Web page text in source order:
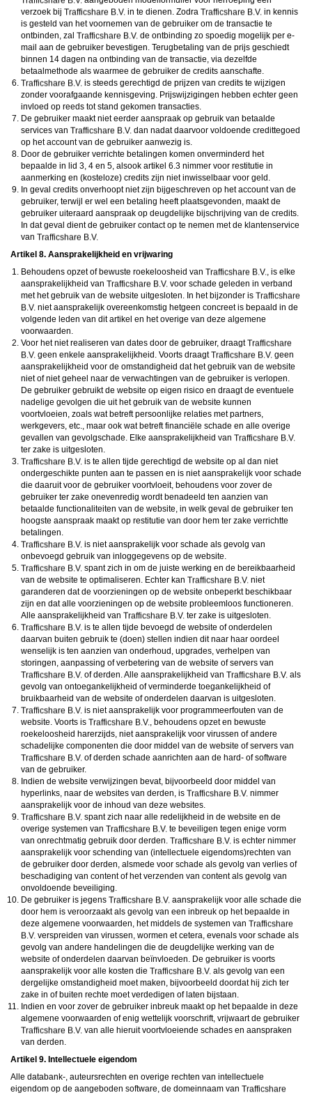
verzoek bij
in te dienen. Zodra
in kennis
is gesteld van het voornemen van de gebruiker om de transactie te
ontbinden, zal
de ontbinding zo spoedig mogelijk per e-
mail aan de gebruiker bevestigen. Terugbetaling van de prijs geschiedt
binnen 14 dagen na ontbinding van de transactie, via dezelfde
betaalmethode als waarmee de gebruiker de credits aanschafte.
is steeds gerechtigd de prijzen van credits te wijzigen
zonder voorafgaande kennisgeving. Prijswijzigingen hebben echter geen
invloed op reeds tot stand gekomen transacties.
De gebruiker maakt niet eerder aanspraak op gebruik van betaalde
services van
dan nadat daarvoor voldoende credittegoed
op het account van de gebruiker aanwezig is.
Door de gebruiker verrichte betalingen komen onverminderd het
bepaalde in lid 3, 4 en 5, alsook artikel 6.3 nimmer voor restitutie in
aanmerking en (kosteloze) credits zijn niet inwisselbaar voor geld.
In geval credits onverhoopt niet zijn bijgeschreven op het account van de
gebruiker, terwijl er wel een betaling heeft plaatsgevonden, maakt de
gebruiker uiteraard aanspraak op deugdelijke bijschrijving van de credits.
In dat geval dient de gebruiker contact op te nemen met de klantenservice
van
Artikel 8. Aansprakelijkheid en vrijwaring
Behoudens opzet of bewuste roekeloosheid van
, is elke
aansprakelijkheid van
voor schade geleden in verband
met het gebruik van de website uitgesloten. In het bijzonder is
niet aansprakelijk overeenkomstig hetgeen concreet is bepaald in de
volgende leden van dit artikel en het overige van deze algemene
voorwaarden.
Voor het niet realiseren van dates door de gebruiker, draagt
geen enkele aansprakelijkheid. Voorts draagt
geen
aansprakelijkheid voor de omstandigheid dat het gebruik van de website
niet of niet geheel naar de verwachtingen van de gebruiker is verlopen.
De gebruiker gebruikt de website op eigen risico en draagt de eventuele
nadelige gevolgen die uit het gebruik van de website kunnen
voortvloeien, zoals wat betreft persoonlijke relaties met partners,
werkgevers, etc., maar ook wat betreft financiële schade en alle overige
gevallen van gevolgschade. Elke aansprakelijkheid van
ter zake is uitgesloten.
is te allen tijde gerechtigd de website op al dan niet
ondergeschikte punten aan te passen en is niet aansprakelijk voor schade
die daaruit voor de gebruiker voortvloeit, behoudens voor zover de
gebruiker ter zake onevenredig wordt benadeeld ten aanzien van
betaalde functionaliteiten van de website, in welk geval de gebruiker ten
hoogste aanspraak maakt op restitutie van door hem ter zake verrichtte
betalingen.
is niet aansprakelijk voor schade als gevolg van
onbevoegd gebruik van inloggegevens op de website.
spant zich in om de juiste werking en de bereikbaarheid
van de website te optimaliseren. Echter kan
niet
garanderen dat de voorzieningen op de website onbeperkt beschikbaar
zijn en dat alle voorzieningen op de website probleemloos functioneren.
Alle aansprakelijkheid van
ter zake is uitgesloten.
is te allen tijde bevoegd de website of onderdelen
daarvan buiten gebruik te (doen) stellen indien dit naar haar oordeel
wenselijk is ten aanzien van onderhoud, upgrades, verhelpen van
storingen, aanpassing of verbetering van de website of servers van
of derden. Alle aansprakelijkheid van
als
gevolg van ontoegankelijkheid of verminderde toegankelijkheid of
bruikbaarheid van de website of onderdelen daarvan is uitgesloten.
is niet aansprakelijk voor programmeerfouten van de
website. Voorts is
, behoudens opzet en bewuste
roekeloosheid harerzijds, niet aansprakelijk voor virussen of andere
schadelijke componenten die door middel van de website of servers van
of derden schade aanrichten aan de hard- of software
van de gebruiker.
Indien de website verwijzingen bevat, bijvoorbeeld door middel van
hyperlinks, naar de websites van derden, is
nimmer
aansprakelijk voor de inhoud van deze websites.
spant zich naar alle redelijkheid in de website en de
overige systemen van
te beveiligen tegen enige vorm
van onrechtmatig gebruik door derden.
is echter nimmer
aansprakelijk voor schending van (intellectuele eigendoms)rechten van
de gebruiker door derden, alsmede voor schade als gevolg van verlies of
beschadiging van content of het verzenden van content als gevolg van
onvoldoende beveiliging.
De gebruiker is jegens
aansprakelijk voor alle schade die
door hem is veroorzaakt als gevolg van een inbreuk op het bepaalde in
deze algemene voorwaarden, het middels de systemen van
verspreiden van virussen, wormen et cetera, evenals voor schade als
gevolg van andere handelingen die de deugdelijke werking van de
website of onderdelen daarvan beïnvloeden. De gebruiker is voorts
aansprakelijk voor alle kosten die
als gevolg van een
dergelijke omstandigheid moet maken, bijvoorbeeld doordat hij zich ter
zake in of buiten rechte moet verdedigen of laten bijstaan.
Indien en voor zover de gebruiker inbreuk maakt op het bepaalde in deze
algemene voorwaarden of enig wettelijk voorschrift, vrijwaart de gebruiker
van alle hieruit voortvloeiende schades en aanspraken
van derden.
Artikel 9. Intellectuele eigendom
Alle databank-, auteursrechten en overige rechten van intellectuele
eigendom op de aangeboden software, de domeinnaam van